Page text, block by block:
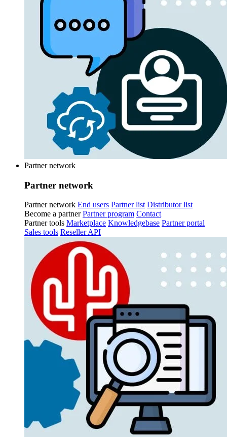
Partner network
Partner network
Partner network End users Partner list Distributor list
Become a partner Partner program Contact
Partner tools Marketplace Knowledgebase Partner portal
Sales tools Reseller API